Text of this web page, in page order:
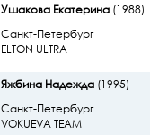
Ушакова Екатерина(1988)
Санкт-Петербург
ELTON ULTRA
Яжбина Надежда(1995)
Санкт-Петербург
VOKUEVA TEAM